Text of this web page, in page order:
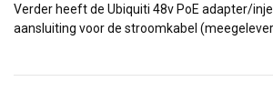
Verder heeft de Ubiquiti 48v PoE adapter/
aansluiting voor de stroomkabel